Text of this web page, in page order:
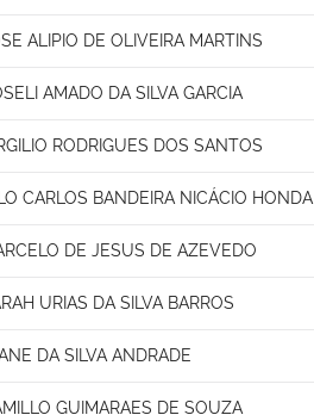
ALIPIO DE OLIVEIRA MARTINS
AMADO DA SILVA GARCIA
RODRIGUES DOS SANTOS
CARLOS BANDEIRA NICÁCIO HONDA
DE JESUS DE AZEVEDO
URIAS DA SILVA BARROS
DA SILVA ANDRADE
GUIMARAES DE SOUZA